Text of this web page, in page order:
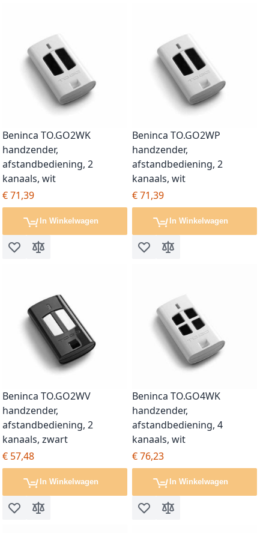
Beninca TO.GO2WK
handzender,
afstandbediening, 2
kanaals, wit
€ 71,39
In Winkelwagen
Voeg toe aan verlanglijst
Toevoegen om te vergelijken
Beninca TO.GO2WP
handzender,
afstandbediening, 2
kanaals, wit
€ 71,39
In Winkelwagen
Voeg toe aan verlanglijst
Toevoegen om te
Beninca TO.GO2WV
handzender,
afstandbediening, 2
kanaals, zwart
€ 57,48
In Winkelwagen
Voeg toe aan verlanglijst
Toevoegen om te vergelijken
Beninca TO.GO4WK
handzender,
afstandbediening, 4
kanaals, wit
€ 76,23
In Winkelwagen
Voeg toe aan verlanglijst
Toevoegen om te